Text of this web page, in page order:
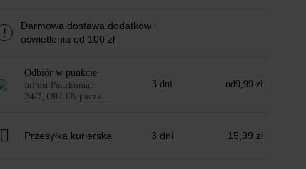
!
Darmowa dostawa dodatków i
oświetlenia od 100 zł
Odbiór w punkcie
InPost Paczkomat
24/7, ORLEN paczka,
3 dni od9,99 zł
Przesyłka kurierska 3 dni 15,99 zł